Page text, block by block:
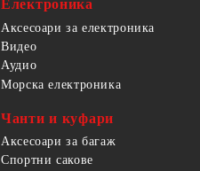
Електроника
Аксесоари за електроника
Видео
Аудио
Морска електроника
Чанти и куфари
Аксесоари за багаж
Спортни сакове